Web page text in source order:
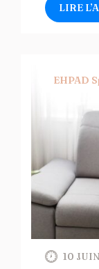
LIRE
EHPAD
10